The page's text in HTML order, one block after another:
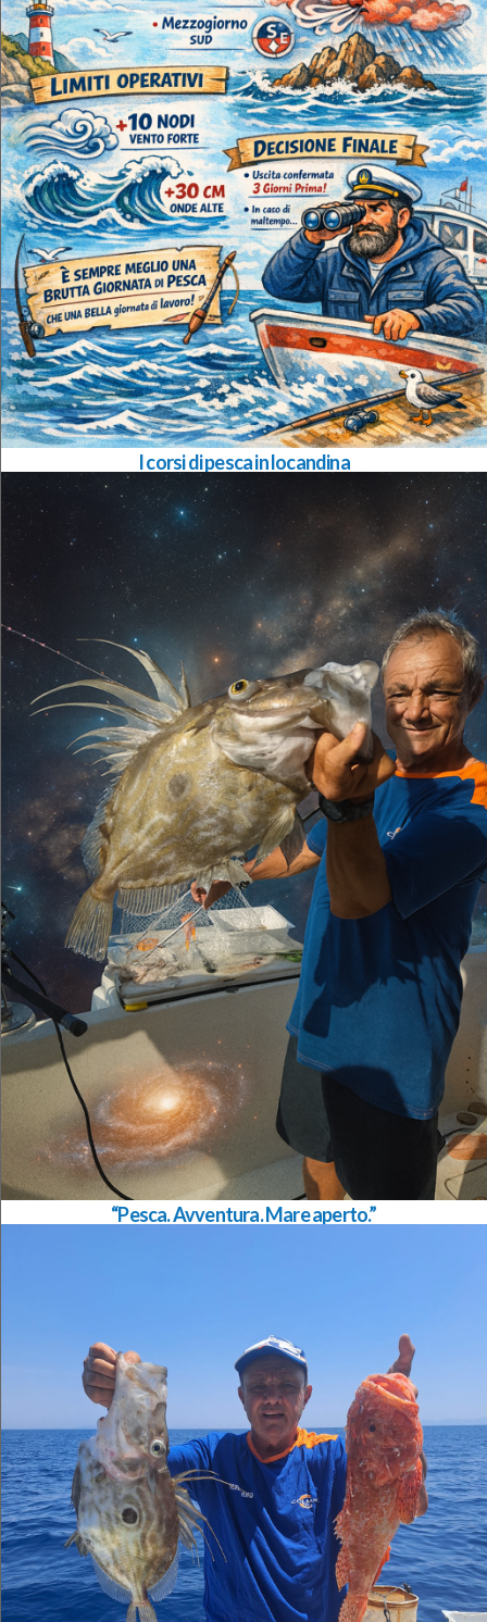
I corsi di pesca in locandina
“Pesca. Avventura. Mare aperto.”